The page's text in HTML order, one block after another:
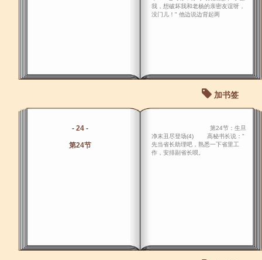
我，想破坏我和老杨的亲密友谊呀，
没门儿！" 他边说边背起两
加书签
- 24 -
第24节
第24节：生旦
净末丑尽登场(4) 高秘书长说："
先当省长助理吧，熟悉一下省里工
作，安排副省长呗。